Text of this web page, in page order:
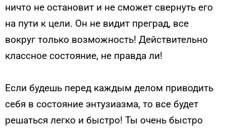
ничто не остановит и не сможет свернуть его
на пути к цели. Он не видит преград, все
вокруг только возможность! Действительно
классное состояние, не правда ли!
Если будешь перед каждым делом приводить
себя в состояние энтузиазма, то все будет
решаться легко и быстро! Ты очень быстро